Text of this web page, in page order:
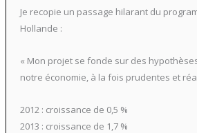
Je recopie un passage hilarant du
Hollande :
« Mon projet se fonde sur des
notre économie, à la fois prudentes et
2012 : croissance de 0,5 %
2013 : croissance de 1,7 %